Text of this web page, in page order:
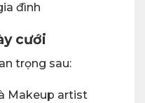
đình
cưới
trọng sau:
Makeup artist